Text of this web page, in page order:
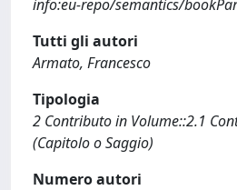
info:eu-repo/semantics/
Tutti gli autori
Armato, Francesco
Tipologia
2 Contributo in Volume::2.1
(Capitolo o Saggio)
Numero autori